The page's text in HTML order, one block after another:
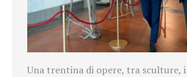
Una trentina di opere, tra sculture,